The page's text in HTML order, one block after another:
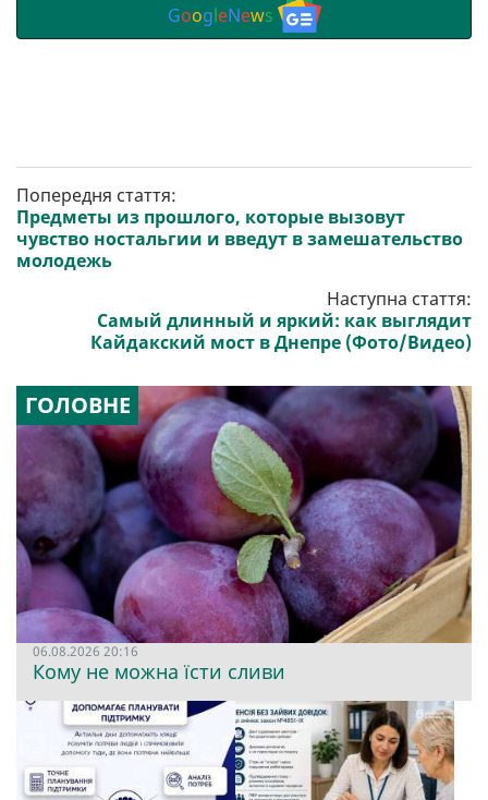
GoogleNews
Попередня стаття:
Предметы из прошлого, которые вызовут
чувство ностальгии и введут в замешательство
молодежь
Наступна стаття:
Самый длинный и яркий: как выглядит
Кайдакский мост в Днепре (Фото/Видео)
ГОЛОВНЕ
06.08.2026 20:16
Кому не можна їсти сливи